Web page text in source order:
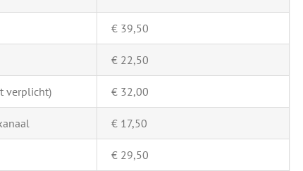
€ 39,50
€ 22,50
verplicht) € 32,00
€ 17,50
€ 29,50